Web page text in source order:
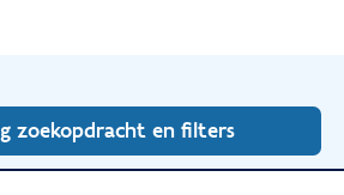
zoekopdracht en filters